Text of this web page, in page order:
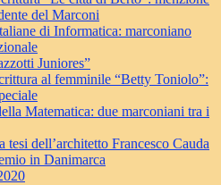
del Marconi
di Informatica: marconiano
Juniores”
al femminile “Betty Toniolo”:
Matematica: due marconiani tra i
tesi dell’architetto Francesco Cauda
in Danimarca